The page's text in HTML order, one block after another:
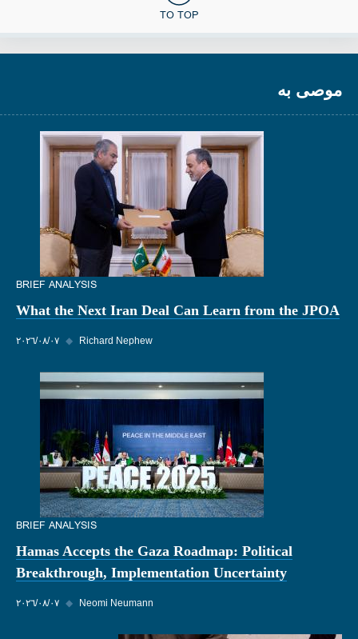
TO TOP
موصى به
BRIEF ANALYSIS
What the Next Iran Deal Can Learn from the JPOA
٠٧‏/٠٨‏/٢٠٢٦ ◆ Richard Nephew
BRIEF ANALYSIS
Hamas Accepts the Gaza Roadmap: Political
Breakthrough, Implementation Uncertainty
٠٧‏/٠٨‏/٢٠٢٦ ◆ Neomi Neumann